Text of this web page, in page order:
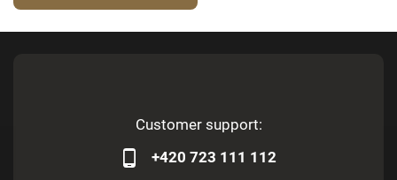
Customer support:
+420 723 111 112